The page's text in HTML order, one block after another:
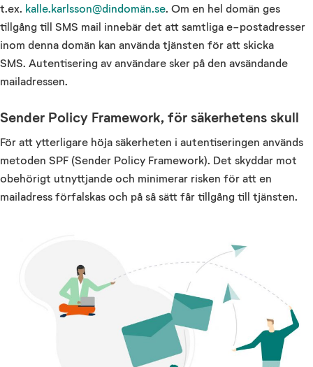
t.ex. kalle.karlsson@dindomän.se . Om en hel domän ges
tillgång till SMS mail innebär det att samtliga e-postadresser
inom denna domän kan använda tjänsten för att skicka
SMS. Autentisering av användare sker på den avsändande
mailadressen.
Sender Policy Framework, för säkerhetens skull
För att ytterligare höja säkerheten i autentiseringen används
metoden SPF (Sender Policy Framework). Det skyddar mot
obehörigt utnyttjande och minimerar risken för att en
mailadress förfalskas och på så sätt får tillgång till tjänsten.